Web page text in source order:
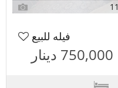
11
فيله للبيع
750,000 دينار